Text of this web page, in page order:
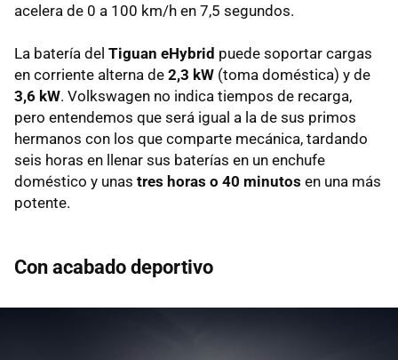
acelera de 0 a 100 km/h en 7,5 segundos.
La batería del Tiguan eHybrid puede soportar cargas
en corriente alterna de 2,3 kW (toma doméstica) y de
3,6 kW. Volkswagen no indica tiempos de recarga,
pero entendemos que será igual a la de sus primos
hermanos con los que comparte mecánica, tardando
seis horas en llenar sus baterías en un enchufe
doméstico y unas tres horas o 40 minutos en una más
potente.
Con acabado deportivo